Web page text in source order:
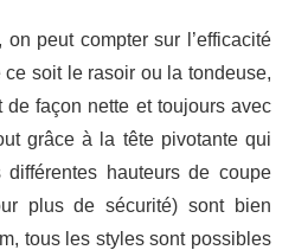
peut compter sur l’efficacité
soit le rasoir ou la tondeuse,
de façon nette et toujours avec
grâce à la tête pivotante qui
hauteurs de coupe
plus de sécurité) sont bien
tous les styles sont possibles